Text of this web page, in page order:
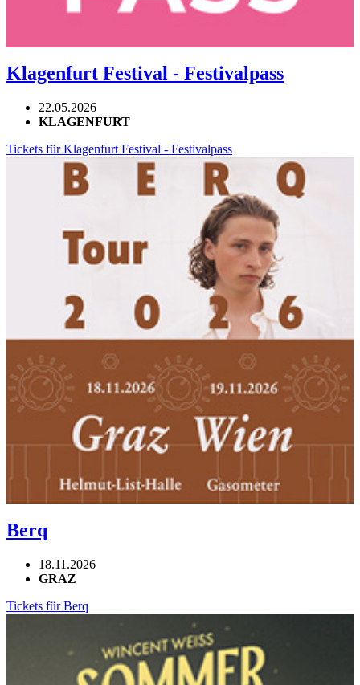
Klagenfurt Festival - Festivalpass
22.05.2026
KLAGENFURT
Tickets für Klagenfurt Festival - Festivalpass
Berq
18.11.2026
GRAZ
Tickets für Berq